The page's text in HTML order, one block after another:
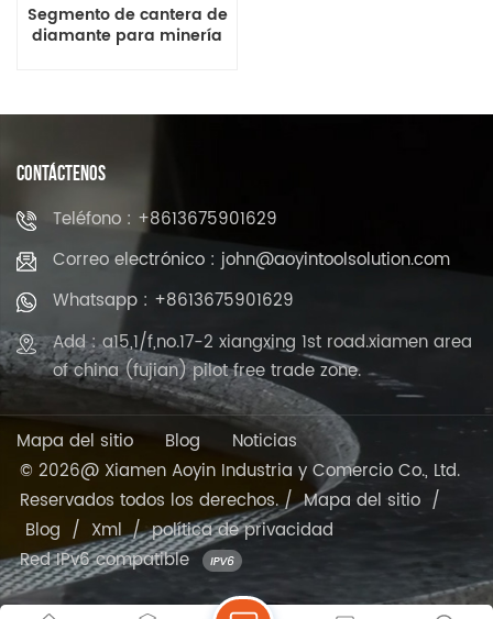
Segmento de cantera de
diamante para minería
CONTÁCTENOS
Teléfono : +8613675901629
Correo electrónico : john@aoyintoolsolution.com
Whatsapp : +8613675901629
Add : a15,1/f,no.17-2 xiangxing 1st road.xiamen area
of china (fujian) pilot free trade zone.
Mapa del sitio Blog
Noticias
© 2026@ Xiamen Aoyin Industria y Comercio Co., Ltd.
Reservados todos los derechos. /Mapa del sitio /
Blog / Xml/política de privacidad
Red IPv6 compatible